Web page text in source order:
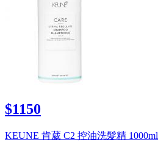
$1150
KEUNE 肯葳 C2 控油洗髮精 1000ml